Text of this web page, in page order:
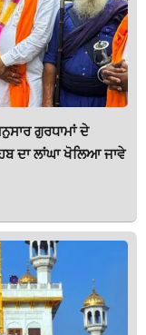
ਗੁਰਧਾਮਾਂ ਦੇ
ਦਾ ਲਾਂਘਾ ਖੋਲਿਆ ਜਾਵੇ